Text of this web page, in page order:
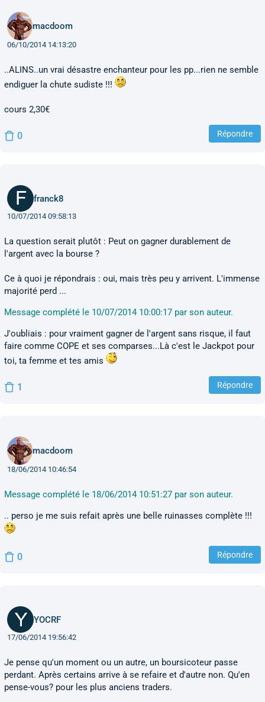
macdoom
06/10/2014 14:13:20
..ALINS..un vrai désastre enchanteur pour les pp...rien ne semble
endiguer la chute sudiste !!!
cours 2,30€
0 Répondre
franck8
10/07/2014 09:58:13
La question serait plutôt : Peut on gagner durablement de
l'argent avec la bourse ?
Ce à quoi je répondrais : oui, mais très peu y arrivent. L'immense
majorité perd ...
Message complété le 10/07/2014 10:00:17 par son auteur.
J'oubliais : pour vraiment gagner de l'argent sans risque, il faut
faire comme COPE et ses comparses...Là c'est le Jackpot pour
toi, ta femme et tes amis
1 Répondre
macdoom
18/06/2014 10:46:54
Message complété le 18/06/2014 10:51:27 par son auteur.
.. perso je me suis refait après une belle ruinasses complète !!!
0 Répondre
YOCRF
17/06/2014 19:56:42
Je pense qu'un moment ou un autre, un boursicoteur passe
perdant. Après certains arrive à se refaire et d'autre non. Qu'en
pense-vous? pour les plus anciens traders.